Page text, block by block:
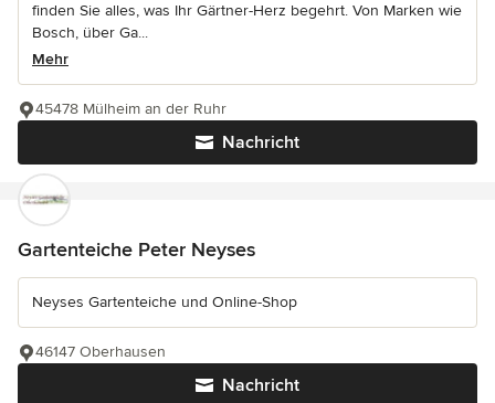
finden Sie alles, was Ihr Gärtner-Herz begehrt. Von Marken wie
Bosch, über Ga...
Mehr
Nachricht
45478 Mülheim an der Ruhr
Gartenteiche Peter Neyses
Neyses Gartenteiche und Online-Shop
Nachricht
46147 Oberhausen